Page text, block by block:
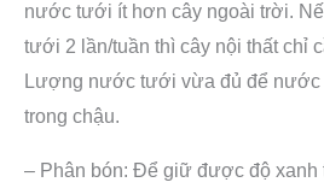
nước tưới ít hơn cây ngoài trời.
tưới 2 lần/tuần thì cây nội thất chỉ
Lượng nước tưới vừa đủ để nước
trong chậu.
– Phân bón: Để giữ được độ xanh